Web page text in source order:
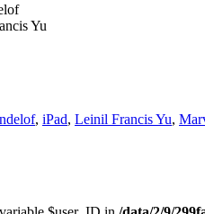
Yu
, iPad, Leinil Francis Yu,